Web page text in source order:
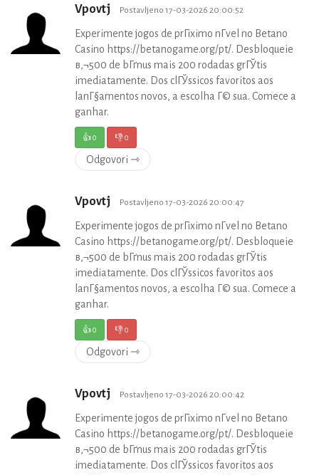
Vpovtj Postavljeno 17-03-2026 20:00:52
Experimente jogos de prГіximo nГ­vel no Betano
Casino https://betanogame.org/pt/. Desbloqueie
в‚¬500 de bГґnus mais 200 rodadas grГЎtis
imediatamente. Dos clГЎssicos favoritos aos
lanГ§amentos novos, a escolha Г© sua. Comece a
ganhar.
👍0 👎0
Odgovori ⇾
Vpovtj Postavljeno 17-03-2026 20:00:47
Experimente jogos de prГіximo nГ­vel no Betano
Casino https://betanogame.org/pt/. Desbloqueie
в‚¬500 de bГґnus mais 200 rodadas grГЎtis
imediatamente. Dos clГЎssicos favoritos aos
lanГ§amentos novos, a escolha Г© sua. Comece a
ganhar.
👍0 👎0
Odgovori ⇾
Vpovtj Postavljeno 17-03-2026 20:00:42
Experimente jogos de prГіximo nГ­vel no Betano
Casino https://betanogame.org/pt/. Desbloqueie
в‚¬500 de bГґnus mais 200 rodadas grГЎtis
imediatamente. Dos clГЎssicos favoritos aos